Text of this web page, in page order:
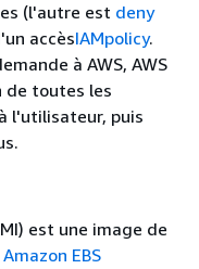
(l'autre est deny
accèsIAMpolicy.
à AWS, AWS
de toutes les
l'utilisateur, puis
est une image de
Amazon EBS